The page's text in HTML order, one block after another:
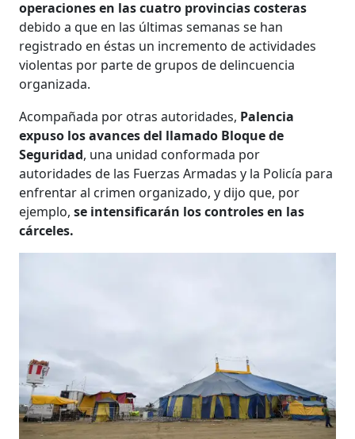
operaciones en las cuatro provincias costeras
debido a que en las últimas semanas se han
registrado en éstas un incremento de actividades
violentas por parte de grupos de delincuencia
organizada.
Acompañada por otras autoridades, Palencia
expuso los avances del llamado Bloque de
Seguridad, una unidad conformada por
autoridades de las Fuerzas Armadas y la Policía para
enfrentar al crimen organizado, y dijo que, por
ejemplo,se intensificarán los controles en las
cárceles.